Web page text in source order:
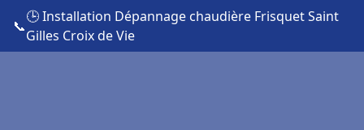
📞
🕒 Installation Dépannage chaudière Frisquet Saint
Gilles Croix de Vie